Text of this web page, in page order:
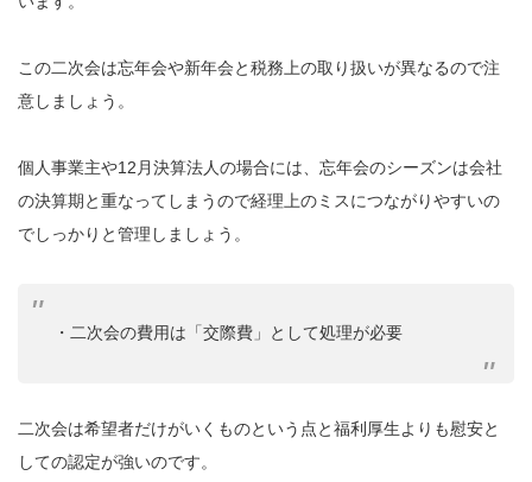
この二次会は忘年会や新年会と税務上の取り扱いが異なるので注
意しましょう。
個人事業主や12月決算法人の場合には、忘年会のシーズンは会社
の決算期と重なってしまうので経理上のミスにつながりやすいの
でしっかりと管理しましょう。
・二次会の費用は「交際費」として処理が必要
二次会は希望者だけがいくものという点と福利厚生よりも慰安と
しての認定が強いのです。